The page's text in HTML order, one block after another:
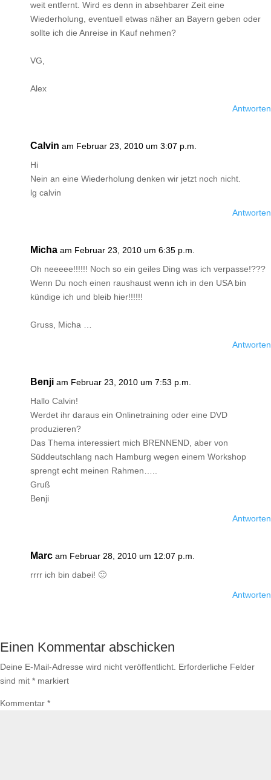
weit entfernt. Wird es denn in absehbarer Zeit eine
Wiederholung, eventuell etwas näher an Bayern geben oder
sollte ich die Anreise in Kauf nehmen?
VG,
Alex
Antworten
Calvin am Februar 23, 2010 um 3:07 p.m.
Hi
Nein an eine Wiederholung denken wir jetzt noch nicht.
lg calvin
Antworten
Micha am Februar 23, 2010 um 6:35 p.m.
Oh neeeee!!!!!! Noch so ein geiles Ding was ich verpasse!???
Wenn Du noch einen raushaust wenn ich in den USA bin
kündige ich und bleib hier!!!!!!
Gruss, Micha …
Antworten
Benji am Februar 23, 2010 um 7:53 p.m.
Hallo Calvin!
Werdet ihr daraus ein Onlinetraining oder eine DVD
produzieren?
Das Thema interessiert mich BRENNEND, aber von
Süddeutschlang nach Hamburg wegen einem Workshop
sprengt echt meinen Rahmen…..
Gruß
Benji
Antworten
Marc am Februar 28, 2010 um 12:07 p.m.
rrrr ich bin dabei! 🙂
Antworten
Einen Kommentar abschicken
Deine E-Mail-Adresse wird nicht veröffentlicht. Erforderliche Felder
sind mit * markiert
Kommentar *